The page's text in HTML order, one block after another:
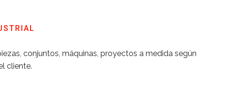
conjuntos, máquinas, proyectos a medida según
cliente.